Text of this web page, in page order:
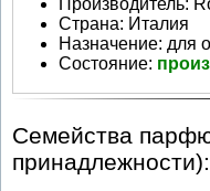
Страна: Италия
Назначение: для
Состояние:
Семейства
принадлежности):